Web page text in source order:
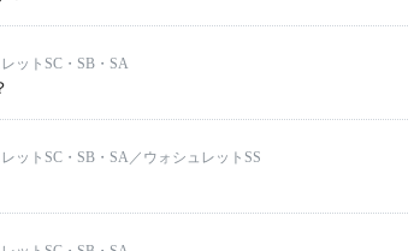
ットSC・SB・SA
ットSC・SB・SA／ウォシュレットSS